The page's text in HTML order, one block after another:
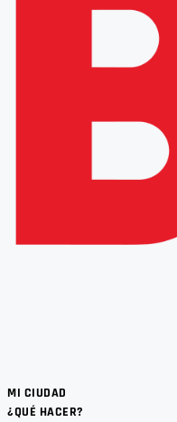
MI CIUDAD
¿QUÉ HACER?